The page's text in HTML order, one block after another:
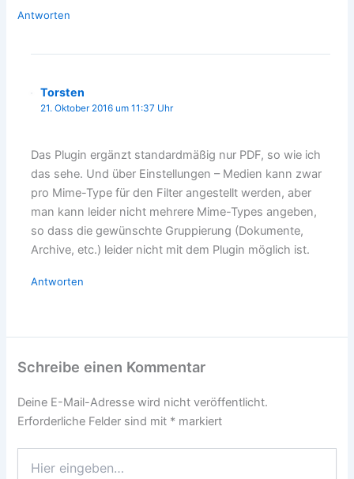
Antworten
Torsten
21. Oktober 2016 um 11:37 Uhr
Das Plugin ergänzt standardmäßig nur PDF, so wie ich
das sehe. Und über Einstellungen – Medien kann zwar
pro Mime-Type für den Filter angestellt werden, aber
man kann leider nicht mehrere Mime-Types angeben,
so dass die gewünschte Gruppierung (Dokumente,
Archive, etc.) leider nicht mit dem Plugin möglich ist.
Antworten
Schreibe einen Kommentar
Deine E-Mail-Adresse wird nicht veröffentlicht.
Erforderliche Felder sind mit * markiert
eingeben…